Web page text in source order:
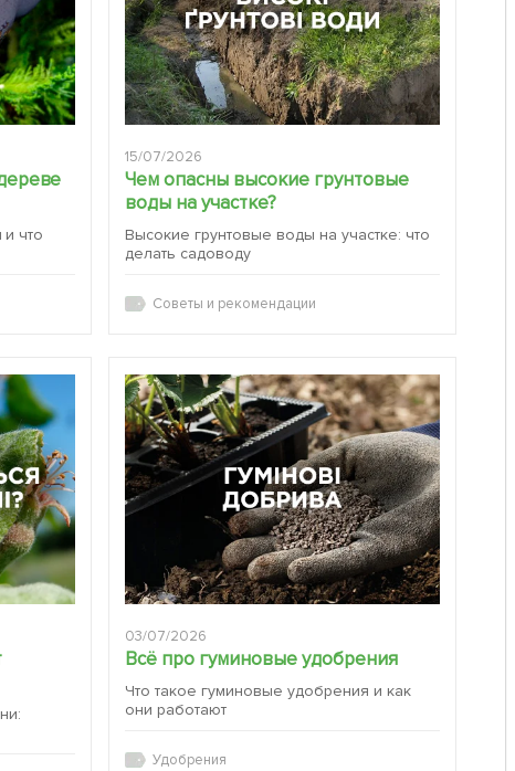
что
15/07/2026
Чем опасны высокие грунтовые
воды на участке?
Высокие грунтовые воды на участке: что
делать садоводу
Советы и рекомендации
03/07/2026
Всё про гуминовые удобрения
Что такое гуминовые удобрения и как
они работают
Удобрения